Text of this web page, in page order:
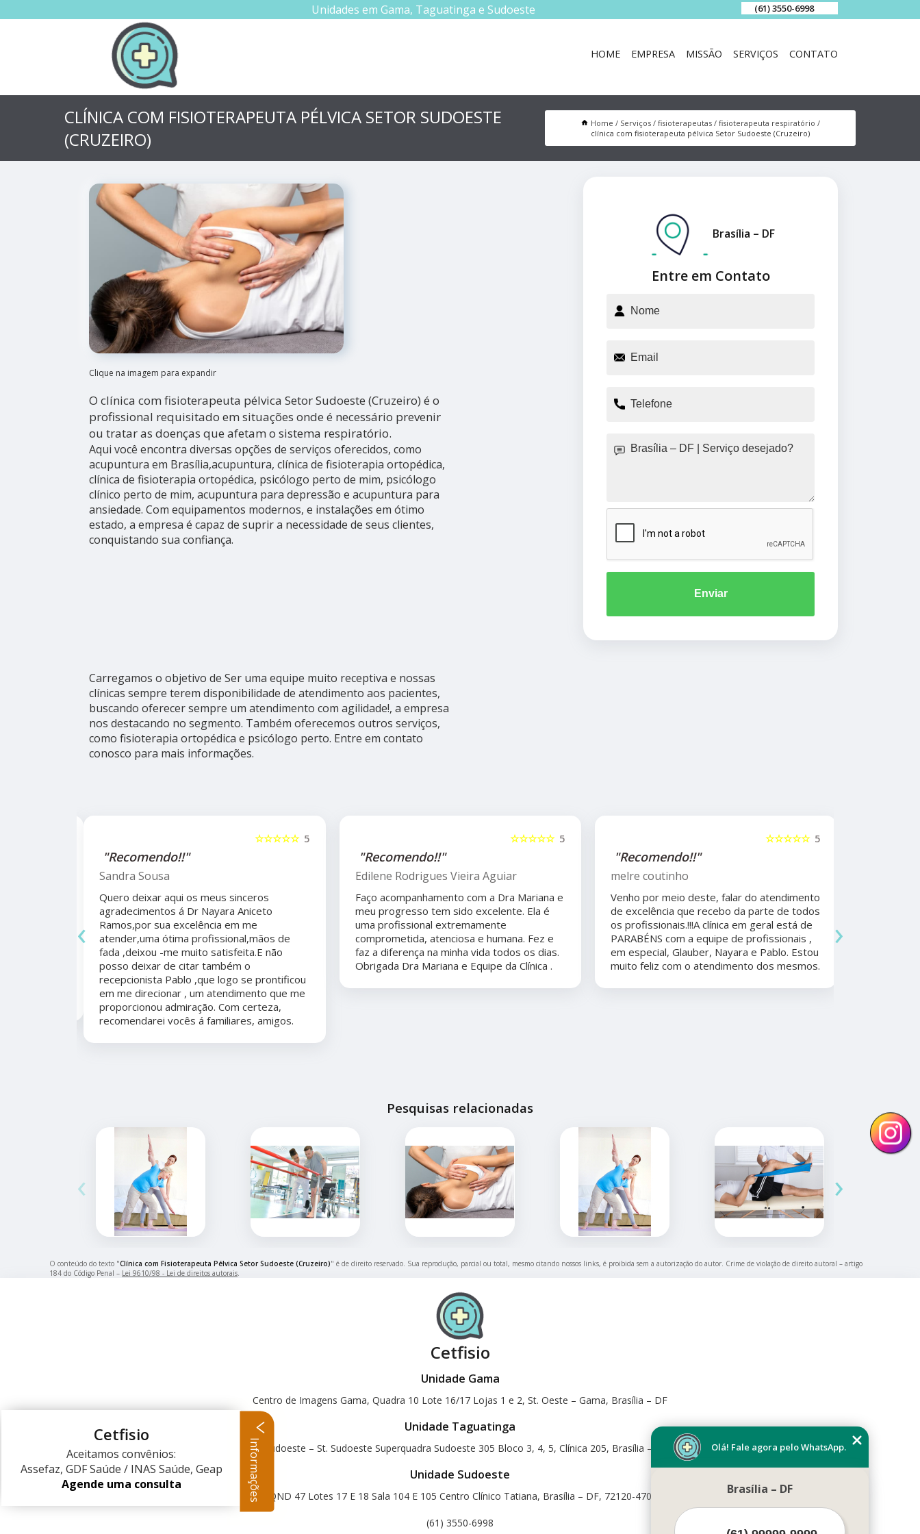
Unidades em Gama, Taguatinga e Sudoeste (61) 3550-6998
HOME EMPRESA MISSÃO SERVIÇOS CONTATO
CLÍNICA COM FISIOTERAPEUTA PÉLVICA SETOR SUDOESTE
(CRUZEIRO)
Home Serviços fisioterapeutas
fisioterapeuta respiratório
clínica com fisioterapeuta pélvica Setor Sudoeste (Cruzeiro)
Clique na imagem para expandir
O clínica com fisioterapeuta pélvica Setor Sudoeste (Cruzeiro) é o
profissional requisitado em situações onde é necessário prevenir
ou tratar as doenças que afetam o sistema respiratório.
Aqui você encontra diversas opções de serviços oferecidos, como
acupuntura em Brasília,acupuntura, clínica de fisioterapia ortopédica,
clínica de fisioterapia ortopédica, psicólogo perto de mim, psicólogo
clínico perto de mim, acupuntura para depressão e acupuntura para
ansiedade. Com equipamentos modernos, e instalações em ótimo
estado, a empresa é capaz de suprir a necessidade de seus clientes,
conquistando sua confiança.
Carregamos o objetivo de Ser uma equipe muito receptiva e nossas
clínicas sempre terem disponibilidade de atendimento aos pacientes,
buscando oferecer sempre um atendimento com agilidade!, a empresa
nos destacando no segmento. Também oferecemos outros serviços,
como fisioterapia ortopédica e psicólogo perto. Entre em contato
conosco para mais informações.
Entre em Contato
Brasília – DF
Enviar
5
☆☆☆☆☆
"Recomendo!!"
Sandra Sousa
Quero deixar aqui os meus sinceros
agradecimentos á Dr Nayara Aniceto
Ramos,por sua excelência em me
atender,uma ótima profissional,mãos de
fada ,deixou -me muito satisfeita.E não
posso deixar de citar também o
recepcionista Pablo ,que logo se prontificou
em me direcionar , um atendimento que me
proporcionou admiração. Com certeza,
recomendarei vocês á familiares, amigos.
5
☆☆☆☆☆
"Recomendo!!"
Edilene Rodrigues Vieira Aguiar
Faço acompanhamento com a Dra Mariana e
meu progresso tem sido excelente. Ela é
uma profissional extremamente
comprometida, atenciosa e humana. Fez e
faz a diferença na minha vida todos os dias.
Obrigada Dra Mariana e Equipe da Clínica .
5
☆☆☆☆☆
"Recomendo!!"
melre coutinho
Venho por meio deste, falar do atendimento
de excelência que recebo da parte de todos
os profissionais.!!!A clínica em geral está de
PARABÉNS com a equipe de profissionais ,
em especial, Glauber, Nayara e Pablo. Estou
muito feliz com o atendimento dos mesmos.
‹ ›
Pesquisas relacionadas
‹ ›
O conteúdo do texto "Clínica com Fisioterapeuta Pélvica Setor Sudoeste (Cruzeiro)" é de direito reservado. Sua reprodução, parcial ou total, mesmo citando nossos links, é proibida sem a autorização do autor. Crime de violação de direito autoral – artigo
184 do Código Penal – Lei 9610/98 - Lei de direitos autorais
Cetfisio
Unidade Gama
Centro de Imagens Gama, Quadra 10 Lote 16/17 Lojas 1 e 2, St. Oeste – Gama, Brasília – DF
Unidade Taguatinga
Centro Clínico Sudoeste – St. Sudoeste Superquadra Sudoeste 305 Bloco 3, 4, 5, Clínica 205, Brasília – DF, 70673-416
Unidade Sudoeste
QND 47 Lotes 17 E 18 Sala 104 E 105 Centro Clínico Tatiana, Brasília – DF, 72120-470
(61) 3550-6998
Olá! Fale agora pelo WhatsApp.
Brasília – DF
Cetfisio
Aceitamos convênios:
Assefaz, GDF Saúde / INAS Saúde, Geap
Agende uma consulta
Informações